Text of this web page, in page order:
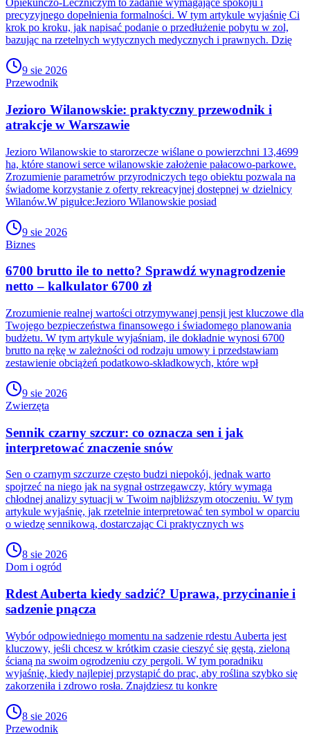
Opiekuńczo-Leczniczym to zadanie wymagające spokoju i
precyzyjnego dopełnienia formalności. W tym artykule wyjaśnię Ci
krok po kroku, jak napisać podanie o przedłużenie pobytu w zol,
bazując na rzetelnych wytycznych medycznych i prawnych. Dzię
9 sie 2026
Przewodnik
Jezioro Wilanowskie: praktyczny przewodnik i
atrakcje w Warszawie
Jezioro Wilanowskie to starorzecze wiślane o powierzchni 13,4699
ha, które stanowi serce wilanowskie założenie pałacowo-parkowe.
Zrozumienie parametrów przyrodniczych tego obiektu pozwala na
świadome korzystanie z oferty rekreacyjnej dostępnej w dzielnicy
Wilanów.W pigułce:Jezioro Wilanowskie posiad
9 sie 2026
Biznes
6700 brutto ile to netto? Sprawdź wynagrodzenie
netto – kalkulator 6700 zł
Zrozumienie realnej wartości otrzymywanej pensji jest kluczowe dla
Twojego bezpieczeństwa finansowego i świadomego planowania
budżetu. W tym artykule wyjaśniam, ile dokładnie wynosi 6700
brutto na rękę w zależności od rodzaju umowy i przedstawiam
zestawienie obciążeń podatkowo-składkowych, które wpł
9 sie 2026
Zwierzęta
Sennik czarny szczur: co oznacza sen i jak
interpretować znaczenie snów
Sen o czarnym szczurze często budzi niepokój, jednak warto
spojrzeć na niego jak na sygnał ostrzegawczy, który wymaga
chłodnej analizy sytuacji w Twoim najbliższym otoczeniu. W tym
artykule wyjaśnię, jak rzetelnie interpretować ten symbol w oparciu
o wiedzę sennikową, dostarczając Ci praktycznych ws
8 sie 2026
Dom i ogród
Rdest Auberta kiedy sadzić? Uprawa, przycinanie i
sadzenie pnącza
Wybór odpowiedniego momentu na sadzenie rdestu Auberta jest
kluczowy, jeśli chcesz w krótkim czasie cieszyć się gęstą, zieloną
ścianą na swoim ogrodzeniu czy pergoli. W tym poradniku
wyjaśnię, kiedy najlepiej przystąpić do prac, aby roślina szybko się
zakorzeniła i zdrowo rosła. Znajdziesz tu konkre
8 sie 2026
Przewodnik